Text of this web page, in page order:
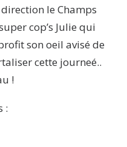
le Champs
cop’s Julie qui
son oeil avisé de
cette journeé..
!
: